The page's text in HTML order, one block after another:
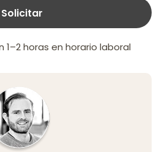
Solicitar
horas en horario laboral